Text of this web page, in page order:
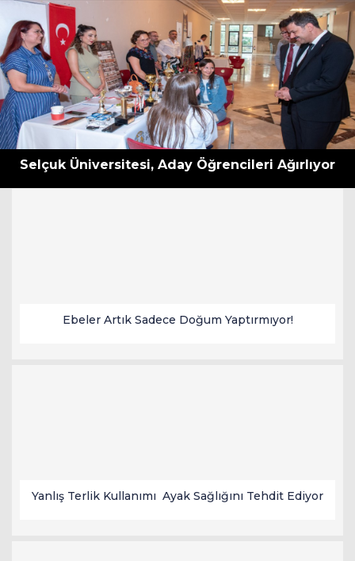
Selçuk Üniversitesi, Aday Öğrencileri Ağırlıyor
Ebeler Artık Sadece Doğum Yaptırmıyor!
Yanlış Terlik Kullanımı Ayak Sağlığını Tehdit Ediyor